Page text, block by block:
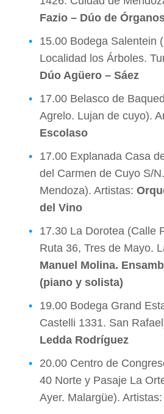
Fazio – Dúo de
15.00 Bodega Salentein
Localidad los Árboles.
Dúo Agüero – Sáez
17.00 Belasco de
Agrelo. Lujan de cuyo).
Escolaso
17.00 Explanada Casa
del Carmen de Cuyo S/
Mendoza). Artistas:
del Vino
17.30 La Dorotea (Calle
Ruta 36, Tres de Mayo.
Manuel Molina.
(piano y solista)
19.00 Bodega Grand
Castelli 1331. San
Ledda Rodríguez
20.00 Centro de
40 Norte y Pasaje La
Ayer. Malargüe). Artistas: